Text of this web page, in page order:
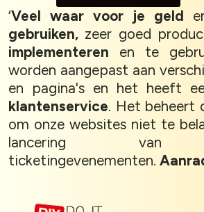
‘Veel waar voor je geld
gebruiken, zeer goed
implementeren en te
worden aangepast aan
en pagina's en het heeft
klantenservice. Het beheert
om onze websites niet te
lancering van
ticketingevenementen.